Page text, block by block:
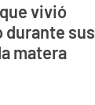
vivió
durante sus
matera